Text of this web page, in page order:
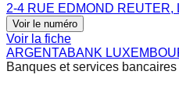
2-4 RUE EDMOND REUTER,
Voir le numéro
Voir la fiche
ARGENTABANK
Banques et services bancaires